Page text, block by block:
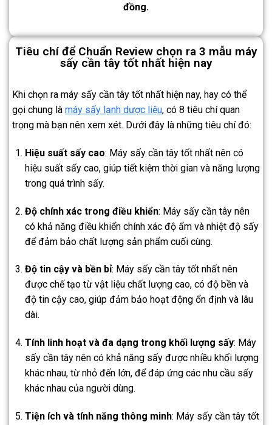
đồng.
Tiêu chí để Chuẩn Review chọn ra 3 mẫu máy
sấy cần tây tốt nhất hiện nay
Khi chọn ra máy sấy cần tây tốt nhất hiện nay, hay có thể
gọi chung là máy sấy lạnh dược liệu, có 8 tiêu chí quan
trọng mà bạn nên xem xét. Dưới đây là những tiêu chí đó:
Hiệu suất sấy cao: Máy sấy cần tây tốt nhất nên có
hiệu suất sấy cao, giúp tiết kiệm thời gian và năng lượng
trong quá trình sấy.
Độ chính xác trong điều khiển: Máy sấy cần tây nên
có khả năng điều khiển chính xác độ ẩm và nhiệt độ sấy
để đảm bảo chất lượng sản phẩm cuối cùng.
Độ tin cậy và bền bỉ: Máy sấy cần tây tốt nhất nên
được chế tạo từ vật liệu chất lượng cao, có độ bền và
độ tin cậy cao, giúp đảm bảo hoạt động ổn định và lâu
dài.
Tính linh hoạt và đa dạng trong khối lượng sấy: Máy
sấy cần tây nên có khả năng sấy được nhiều khối lượng
khác nhau, từ nhỏ đến lớn, để đáp ứng các nhu cầu sấy
khác nhau của người dùng.
Tiện ích và tính năng thông minh: Máy sấy cần tây tốt